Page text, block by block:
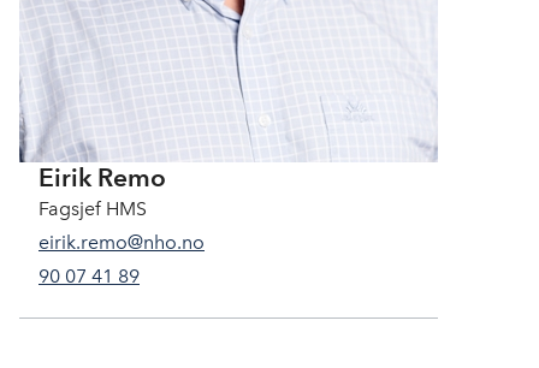
Eirik Remo
Fagsjef HMS
eirik.remo@nho.no
90 07 41 89